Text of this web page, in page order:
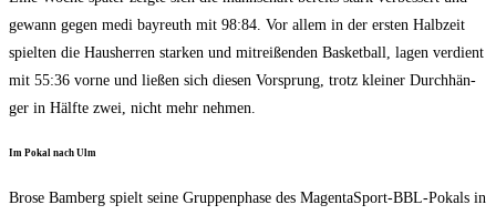
gewann gegen medi bay­reuth mit 98:84. Vor allem in der ers­ten Halb­zeit
spiel­ten die Haus­her­ren star­ken und mit­rei­ßen­den Bas­ket­ball, lagen ver­dient
mit 55:36 vor­ne und lie­ßen sich die­sen Vor­sprung, trotz klei­ner Durch­hän­
ger in Hälf­te zwei, nicht mehr nehmen.
Im Pokal nach Ulm
Bro­se Bam­berg spielt sei­ne Grup­pen­pha­se des Magen­taSport-BBL-Pokals in